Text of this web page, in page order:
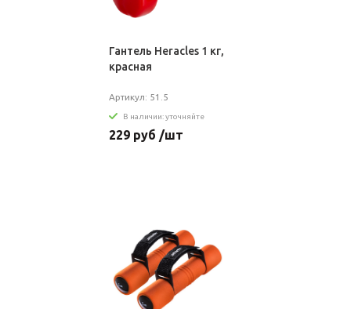
Гантель Heracles 1 кг,
красная
Артикул: 51.5
В наличии: уточняйте
229 руб /шт